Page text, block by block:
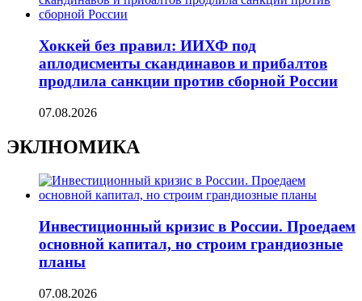
Хоккей без правил: ИИХФ под
аплодисменты скандинавов и прибалтов
продлила санкции против сборной России
07.08.2026
ЭКЛНОМИКА
Инвестиционный кризис в России. Проедаем
основной капитал, но строим грандиозные
планы
07.08.2026